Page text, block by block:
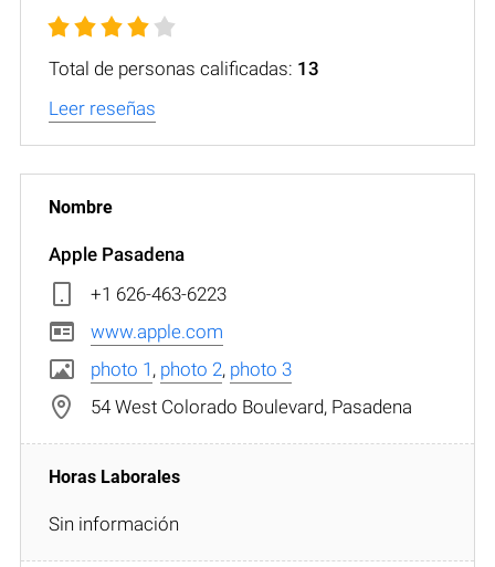
Total de personas calificadas: 13
Leer reseñas
Apple Pasadena
+1 626-463-6223
www.apple.com
photo 1 , photo 2, photo 3
54 West Colorado Boulevard, Pasadena
Sin información